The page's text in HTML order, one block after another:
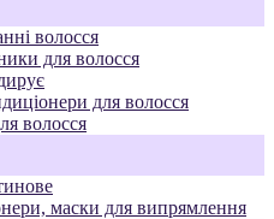
волосся
для волосся
для волосся
волосся
маски для випрямлення